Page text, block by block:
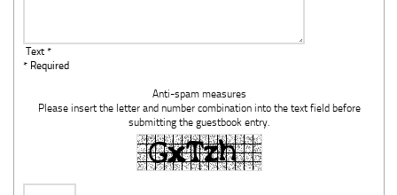
Text *
* Required
Anti-spam measures
Please insert the letter and number combination into the text field before
submitting the guestbook entry.